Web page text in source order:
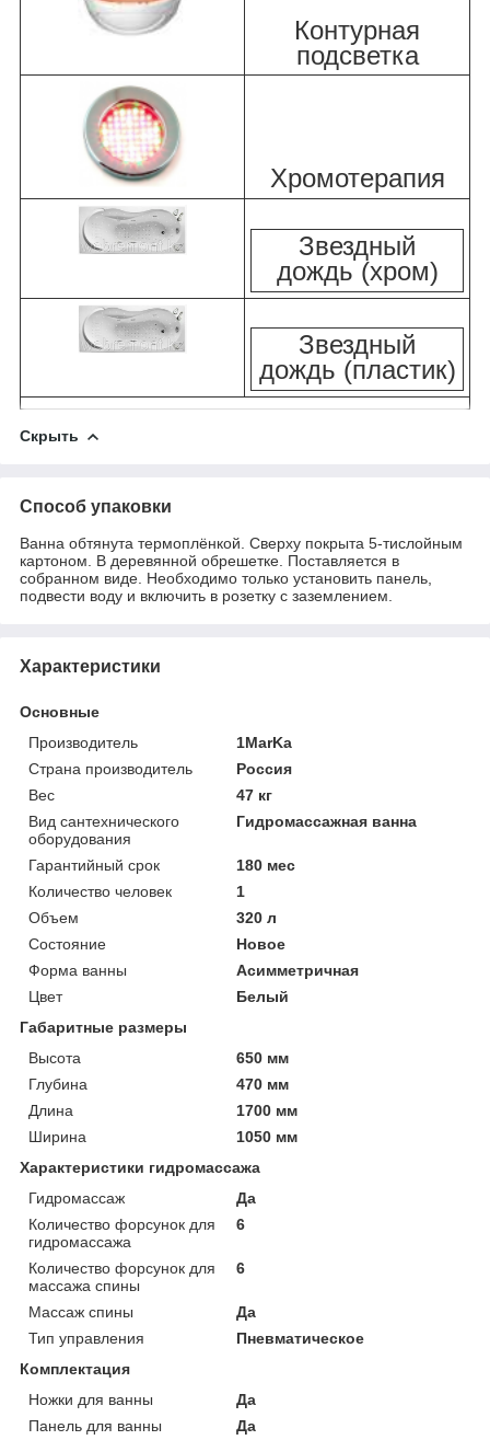
Контурная
подсветка
Хромотерапия
Звездный
дождь (хром)
Звездный
дождь (пластик)
Скрыть
Способ упаковки
Ванна обтянута термоплёнкой. Сверху покрыта 5-тислойным
картоном. В деревянной обрешетке. Поставляется в
собранном виде. Необходимо только установить панель,
подвести воду и включить в розетку с заземлением.
Характеристики
Основные
Производитель
1MarKa
Страна производитель
Россия
Вес
47 кг
Вид сантехнического
оборудования
Гидромассажная ванна
Гарантийный срок
180 мес
Количество человек
1
Объем
320 л
Состояние
Новое
Форма ванны
Асимметричная
Цвет
Белый
Габаритные размеры
Высота
650 мм
Глубина
470 мм
Длина
1700 мм
Ширина
1050 мм
Характеристики гидромассажа
Гидромассаж
Да
Количество форсунок для
гидромассажа
6
Количество форсунок для
массажа спины
6
Массаж спины
Да
Тип управления
Пневматическое
Комплектация
Ножки для ванны
Да
Панель для ванны
Да